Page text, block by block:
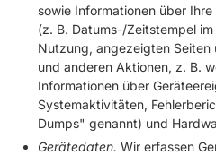
sowie Informationen über
(z. B. Datums-/Zeitstempel
Nutzung, angezeigten
und anderen Aktionen, z. B.
Informationen über
Systemaktivitäten,
Dumps" genannt) und
Gerätedaten. Wir erfassen